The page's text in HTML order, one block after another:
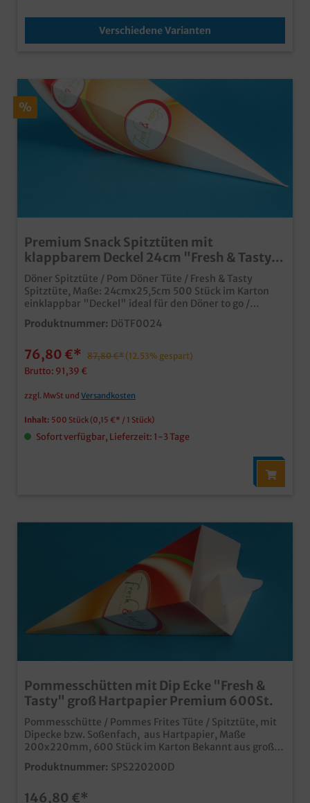
Verschiedene Varianten
%
Premium Snack Spitztüten mit
klappbarem Deckel 24cm "Fresh & Tasty"
500St.
Döner Spitztüte / Pom Döner Tüte / Fresh & Tasty
Spitztüte, Maße: 24cmx25,5cm 500 Stück im Karton
einklappbar "Deckel" ideal für den Döner to go /
Pomdöner Fettdicht und lebensmittelecht
Hochwertiger Neutraldruck Qualität made in Germany
Produktnummer: DöTF0024
76,80 €* 87,80 €* (12.53% gespart)
Brutto: 91,39 €
zzgl. MwSt und Versandkosten
Inhalt: 500 Stück (0,15 €* / 1 Stück)
Sofort verfügbar, Lieferzeit: 1-3 Tage
Pommesschütten mit Dip Ecke "Fresh &
Tasty" groß Hartpapier Premium 600St.
Pommesschütte / Pommes Frites Tüte / Spitztüte, mit
Dipecke bzw. Soßenfach, aus Hartpapier, Maße
200x220mm, 600 Stück im Karton Bekannt aus großen
Fastfood Ketten mit Dip-Ecke, einem Extra Fach für
Ketchup und Majo origineller Fresh & Tasty Look stabiles
made in germany Ab 25.000 auch mit Ihrem eigenen
Produktnummer: SPS220200D
146,80 €*